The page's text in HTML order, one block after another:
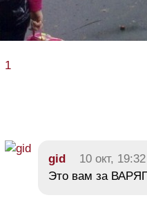
1
gid 10 окт, 19:32
Это вам за